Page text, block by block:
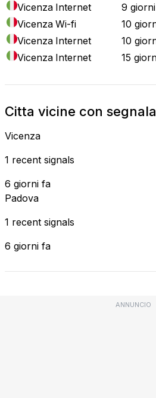
Vicenza Internet
9
Vicenza Wi-fi
10
Vicenza Internet
10
Vicenza Internet 15
Citta vicine con
Vicenza
1 recent signals
6 giorni fa
Padova
1 recent signals
6 giorni fa
ANNUNCIO